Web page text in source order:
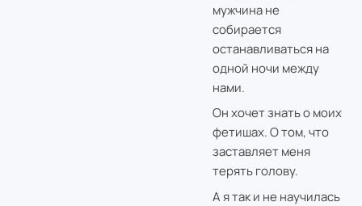
мужчина не
собирается
останавливаться на
одной ночи между
нами.
Он хочет знать о моих
фетишах. О том, что
заставляет меня
терять голову.
А я так и не научилась